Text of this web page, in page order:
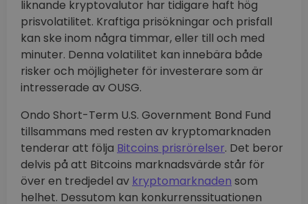
liknande kryptovalutor har tidigare haft hög
prisvolatilitet. Kraftiga prisökningar och prisfall
kan ske inom några timmar, eller till och med
minuter. Denna volatilitet kan innebära både
risker och möjligheter för investerare som är
intresserade av OUSG.
Ondo Short-Term U.S. Government Bond Fund
tillsammans med resten av kryptomarknaden
tenderar att följa Bitcoins prisrörelser. Det beror
delvis på att Bitcoins marknadsvärde står för
över en tredjedel av kryptomarknaden som
helhet. Dessutom kan konkurrenssituationen